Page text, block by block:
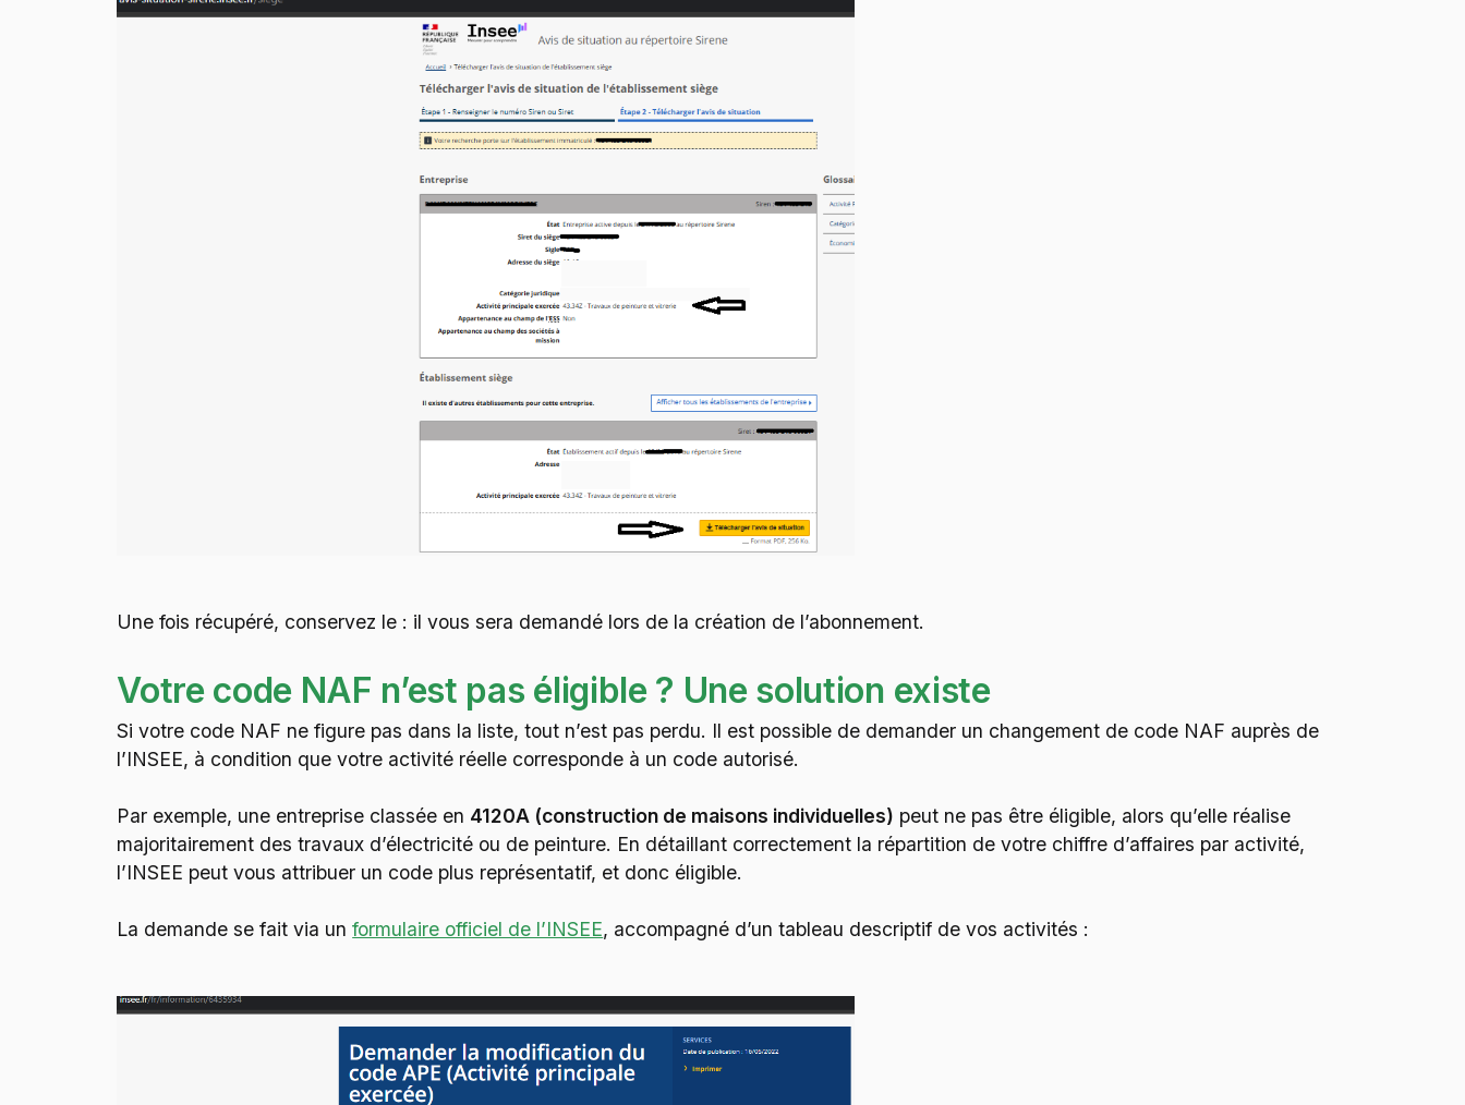
Une fois récupéré, conservez le : il vous sera demandé lors de la création de l’abonnement.
Votre code NAF n’est pas éligible ? Une solution existe
Si votre code NAF ne figure pas dans la liste, tout n’est pas perdu. Il est possible de demander un changement de code NAF auprès de
l’INSEE, à condition que votre activité réelle corresponde à un code autorisé.
Par exemple, une entreprise classée en 4120A (construction de maisons individuelles) peut ne pas être éligible, alors qu’elle réalise
majoritairement des travaux d’électricité ou de peinture. En détaillant correctement la répartition de votre chiffre d’affaires par activité,
l’INSEE peut vous attribuer un code plus représentatif, et donc éligible.
La demande se fait via unformulaire officiel de l’INSEE, accompagné d’un tableau descriptif de vos activités :